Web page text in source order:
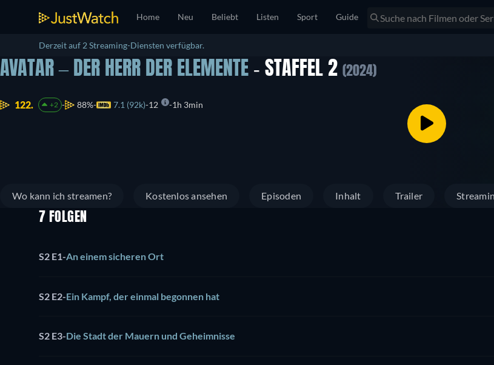
Home Neu Beliebt Listen Sport Guide
Derzeit auf 2 Streaming-Diensten verfügbar.
AVATAR – DER HERR DER ELEMENTE - STAFFEL 2 (2024)
122. +2 88% 7.1 (92k) 12 1h 3min
Wo kann ich streamen? Kostenlos ansehen Episoden Inhalt Trailer
7 FOLGEN
S2 E1-An einem sicheren Ort
S2 E2-Ein Kampf, der einmal begonnen hat
S2 E3-Die Stadt der Mauern und Geheimnisse